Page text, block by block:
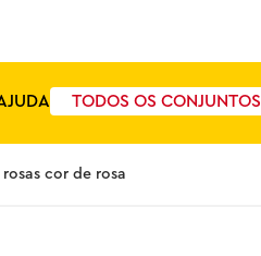
TODOS OS CONJUNTOS
rosas cor de rosa